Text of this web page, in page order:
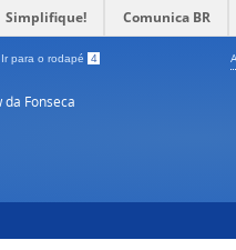
Simplifique! Comunica BR
Ir para o rodapé 4
da Fonseca